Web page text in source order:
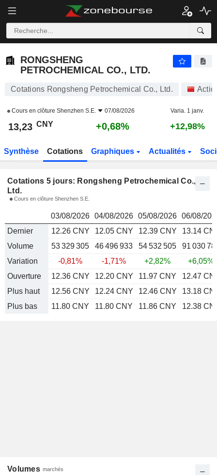
RONGSHENG PETROCHEMICAL CO., LTD. 13,23
RONGSHENG
PETROCHEMICAL CO., LTD.
Cotations Rongsheng Petrochemical Co., Ltd.
Cours en clôture Shenzhen S.E. 07/08/2026 Varia. 1 janv.
13,23 CNY +0,68% +12,98%
Synthèse Cotations Graphiques Actualités
Cotations 5 jours: Rongsheng Petrochemical Co.,
Ltd.
Cours en clôture Shenzhen S.E.
03/08/2026 04/08/2026 05/08/2026 06/08/
Dernier
12.26 CNY 12.05 CNY 12.39 CNY
13.14
Volume
53 329 305 46 496 933 54 532 505
91 030
Variation
-0,81% -1,71% +2,82%
+6,05%
Ouverture
12.36 CNY 12.20 CNY 11.97 CNY
12.47
Plus haut
12.56 CNY 12.24 CNY 12.46 CNY
13.18
Plus bas
11.80 CNY 11.80 CNY 11.86 CNY 12.38
Volumes marchés